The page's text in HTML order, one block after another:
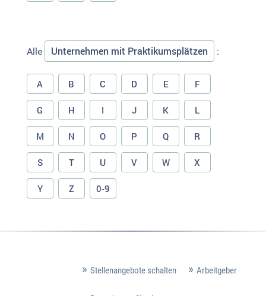
Alle Unternehmen mit Praktikumsplätzen :
A B C D E F
G H I J K L
M N O P Q R
S T U V W X
Y Z 0-9
Stellenangebote schalten Arbeitgeber